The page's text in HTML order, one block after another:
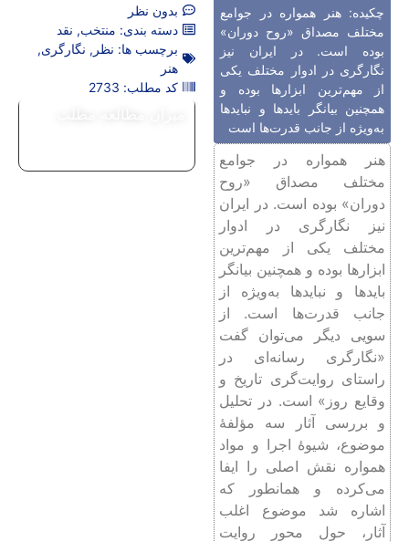
چکیده: هنر همواره در جوامع
مختلف مصداق «روح دوران»
بوده است. در ایران نیز
نگارگری در ادوار مختلف یکی
از مهم‌ترین ابزارها بوده و
همچنین بیانگر بایدها و نبایدها
به‌ویژه از جانب قدرت‌ها است
هنر همواره در جوامع
مختلف مصداق «روح
دوران» بوده است. در ایران
نیز نگارگری در ادوار
مختلف یکی از مهم‌ترین
ابزارها بوده و همچنین بیانگر
بایدها و نبایدها به‌ویژه از
جانب قدرت‌ها است. از
سویی دیگر می‌توان گفت
«نگارگری رسانه‌ای در
راستای روایت‌گری تاریخ و
وقایع روز» است. در تحلیل
و بررسی آثار سه مؤلفۀ
موضوع، شیوۀ اجرا و مواد
همواره نقش اصلی را ایفا
می‌کرده و همانطور که
اشاره شد موضوع اغلب
آثار، حول محور روایت
بدون نظر
دسته بندی: منتخب, نقد
برچسب ها: نظر , نگارگری,
هنر
کد مطلب: 2733